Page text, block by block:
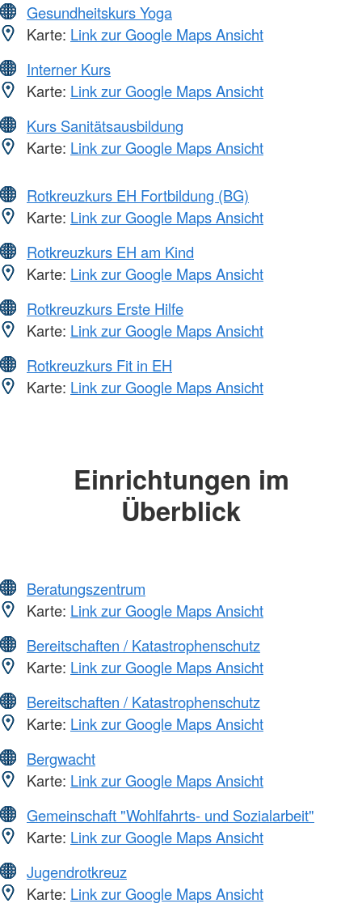
Gesundheitskurs Yoga
Karte: Link zur Google Maps Ansicht
Interner Kurs
Karte: Link zur Google Maps Ansicht
Kurs Sanitätsausbildung
Karte: Link zur Google Maps Ansicht
Rotkreuzkurs EH Fortbildung (BG)
Karte: Link zur Google Maps Ansicht
Rotkreuzkurs EH am Kind
Karte: Link zur Google Maps Ansicht
Rotkreuzkurs Erste Hilfe
Karte: Link zur Google Maps Ansicht
Rotkreuzkurs Fit in EH
Karte: Link zur Google Maps Ansicht
Einrichtungen im
Überblick
Beratungszentrum
Karte: Link zur Google Maps Ansicht
Bereitschaften / Katastrophenschutz
Karte: Link zur Google Maps Ansicht
Bereitschaften / Katastrophenschutz
Karte: Link zur Google Maps Ansicht
Bergwacht
Karte: Link zur Google Maps Ansicht
Gemeinschaft "Wohlfahrts- und Sozialarbeit"
Karte: Link zur Google Maps Ansicht
Jugendrotkreuz
Karte: Link zur Google Maps Ansicht